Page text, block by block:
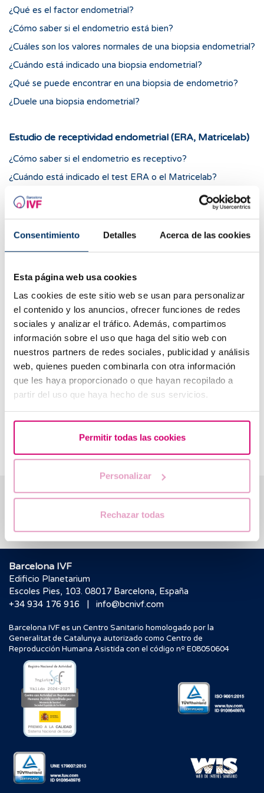
Consentimiento Detalles Acerca de las cookies
Esta página web usa cookies
Las cookies de este sitio web se usan para personalizar
el contenido y los anuncios, ofrecer funciones de redes
sociales y analizar el tráfico. Además, compartimos
información sobre el uso que haga del sitio web con
nuestros partners de redes sociales, publicidad y análisis
web, quienes pueden combinarla con otra información
que les haya proporcionado o que hayan recopilado a
partir del uso que haya hecho de sus servicios.
Permitir todas las cookies
Personalizar
Rechazar todas
¿Qué es el factor endometrial?
¿Cómo saber si el endometrio está bien?
¿Cuáles son los valores normales de una biopsia endometrial?
¿Cuándo está indicado una biopsia endometrial?
¿Qué se puede encontrar en una biopsia de endometrio?
¿Duele una biopsia endometrial?
Estudio de receptividad endometrial (ERA, Matricelab)
¿Cómo saber si el endometrio es receptivo?
¿Cuándo está indicado el test ERA o el Matricelab?
¿Cómo se realiza un test de receptividad endometrial?
¿Qué resultados ofrece un test de receptividad endometrial
¿Qué es el test EMMA?
¿Qué diferencias hay entre el test EMMA y el cultivo
microbiano tradicional?
¿Cuándo está indicado el test EMMA?
¿Qué resultados ofrece y cuánto tardan los resultados del
test EMMA?
¿Qué es el test de ALICE?
¿Cuándo está indicado el test ALICE?
¿Qué resultados ofrece y cuánto tardan los resultados del
Te ayudamos a resolver tus dudas
Barcelona IVF
Edificio Planetarium
Escoles Pies, 103. 08017 Barcelona, España
+34 934 176 916
| info@bcnivf.com
Barcelona IVF es un Centro Sanitario homologado por la
Generalitat de Catalunya autorizado como Centro de
Reproducción Humana Asistida con el código nº E08050604